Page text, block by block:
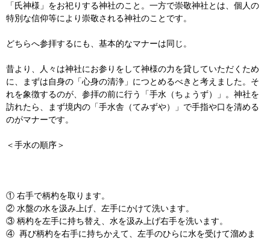
「氏神様」をお祀りする神社のこと。一方で崇敬神社とは、個人の
特別な信仰等により崇敬される神社のことです。
どちらへ参拝するにも、基本的なマナーは同じ。
昔より、人々は神社にお参りをして神様の力を貸していただくため
に、まずは自身の「心身の清浄」につとめるべきと考えました。そ
れを象徴するのが、参拝の前に行う「手水（ちょうず）」。神社を
訪れたら、まず境内の「手水舎（てみずや）」で手指や口を清める
のがマナーです。
＜手水の順序＞
① 右手で柄杓を取ります。
② 水盤の水を汲み上げ、左手にかけて洗います。
③ 柄杓を左手に持ち替え、水を汲み上げ右手を洗います。
④ 再び柄杓を右手に持ちかえて、左手のひらに水を受けて溜めま